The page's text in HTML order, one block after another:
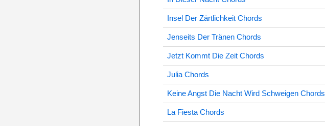
Insel Der Zärtlichkeit Chords
Jenseits Der Tränen Chords
Jetzt Kommt Die Zeit Chords
Julia Chords
Keine Angst Die Nacht Wird Schweigen Chords
La Fiesta Chords